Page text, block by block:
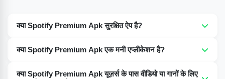
क्या Spotify Premium Apk सुरक्षित ऐप है?
हां, Spotify Premium Apk पूरी तरह से सुरक्षित है और वायरस या
मैलवेयर से मुक्त है।
क्या Spotify Premium Apk एक मनी एप्लीकेशन है?
नहीं, Spotify Premium Apk इस्तेमाल करना 100% मुफ़्त है, जो आपको
क्या Spotify Premium Apk यूज़र्स के पास वीडियो या गानों के लिए